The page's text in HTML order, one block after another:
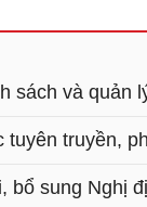
sách và quản
truyền,
bổ sung Nghị